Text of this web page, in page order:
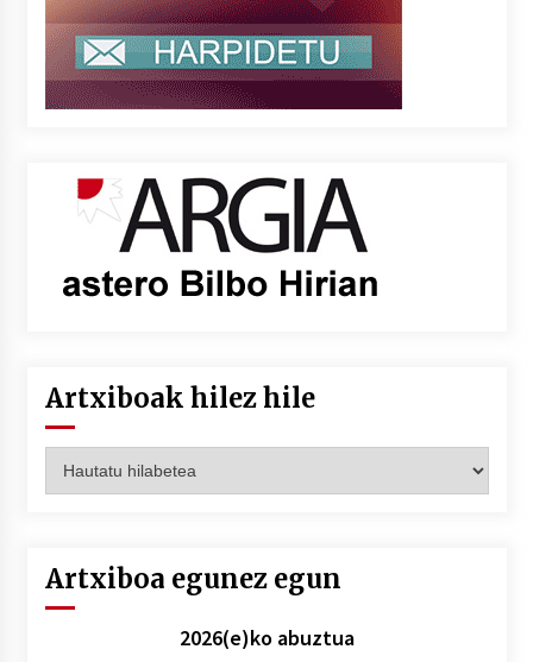
Artxiboak hilez hile
hilez
Artxiboa egunez egun
2026(e)ko abuztua